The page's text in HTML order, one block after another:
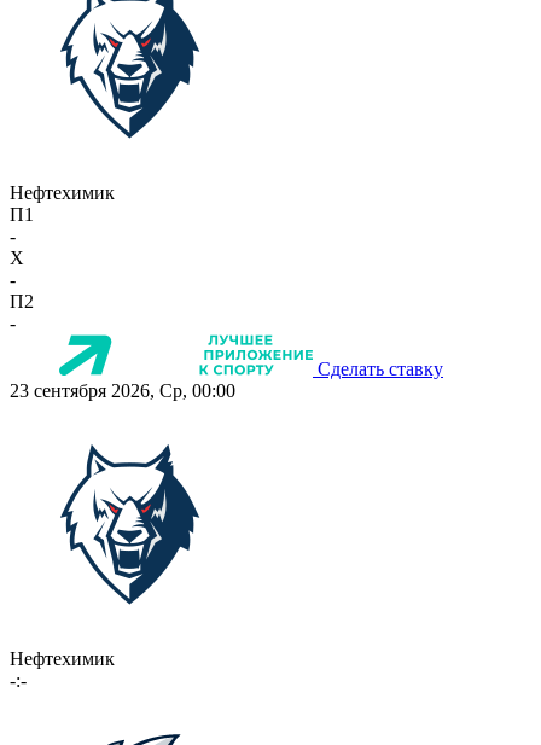
Нефтехимик
П1
-
X
-
П2
-
Сделать ставку
23 сентября 2026, Ср, 00:00
Нефтехимик
-:-